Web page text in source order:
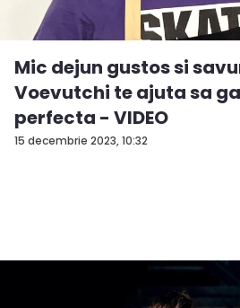
15 decembrie 2023, 10:32
Mic dejun gustos si
Voevutchi te ajuta sa
perfecta - VIDEO